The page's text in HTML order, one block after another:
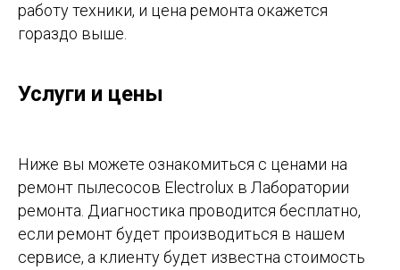
работу техники, и цена ремонта окажется
гораздо выше.
Услуги и цены
Ниже вы можете ознакомиться с ценами на
ремонт пылесосов Electrolux в Лаборатории
ремонта. Диагностика проводится бесплатно,
если ремонт будет производиться в нашем
сервисе, а клиенту будет известна стоимость